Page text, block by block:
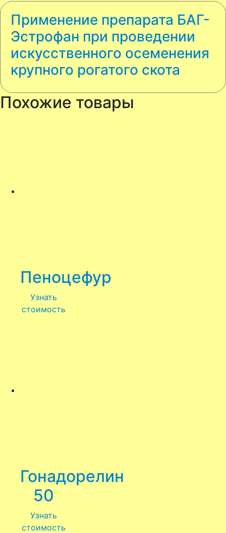
Применение препарата БАГ-
Эстрофан при проведении
искусственного осеменения
крупного рогатого скота
Похожие товары
Пеноцефур
Узнать
стоимость
Гонадорелин
50
Узнать
стоимость